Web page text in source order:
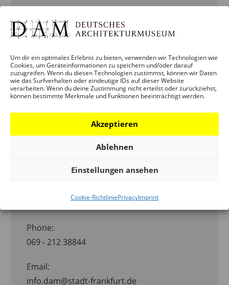
Um dir ein optimales Erlebnis zu bieten, verwenden wir Technologien wie
Cookies, um Geräteinformationen zu speichern und/oder darauf
zuzugreifen. Wenn du diesen Technologien zustimmst, können wir Daten
wie das Surfverhalten oder eindeutige IDs auf dieser Website
verarbeiten. Wenn du deine Zustimmung nicht erteilst oder zurückziehst,
können bestimmte Merkmale und Funktionen beeinträchtigt werden.
Akzeptieren
Ablehnen
Einstellungen ansehen
Cookie-RichtliniePrivacyImprint
Time:
19:00
Veranstaltung Categories:
ERWACHSENE,VERANSTALTUNG,
VERMITTLUNG
Veranstaltung Tags:BEGLEITPROGRAMM
ARCHITECTURE & ENERGY,MEGA-MENU-
ORGANISATOR
Phone:
069 - 212 38844
Email:
info.dam@stadt-frankfurt.de